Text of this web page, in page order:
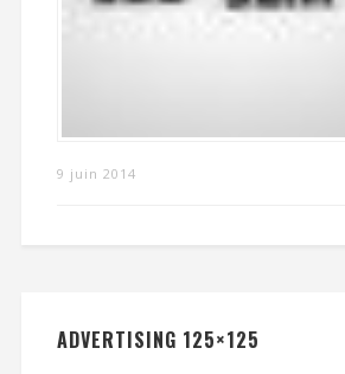
9 juin 2014
ADVERTISING 125×125